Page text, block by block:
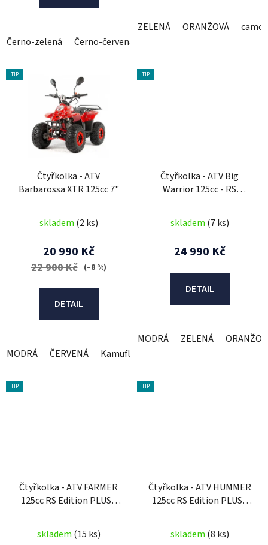
Černo-zelená Černo-červená
ZELENÁ ORANŽOVÁ camo
TIP
Čtyřkolka - ATV
Barbarossa XTR 125cc 7"
skladem (2 ks)
20 990 Kč
22 900 Kč (–8 %)
DETAIL
MODRÁ ČERVENÁ Kamuflage - zelená
TIP
Čtyřkolka - ATV Big
Warrior 125cc - RS
skladem (7 ks)
24 990 Kč
DETAIL
MODRÁ ZELENÁ
TIP
Čtyřkolka - ATV FARMER
125cc RS Edition PLUS -
skladem (15 ks)
TIP
Čtyřkolka - ATV HUMMER
125cc RS Edition PLUS -
skladem (8 ks)